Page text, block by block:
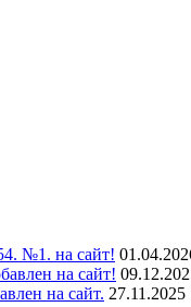
№1. на сайт!
на сайт!
на сайт. 27.11.2025